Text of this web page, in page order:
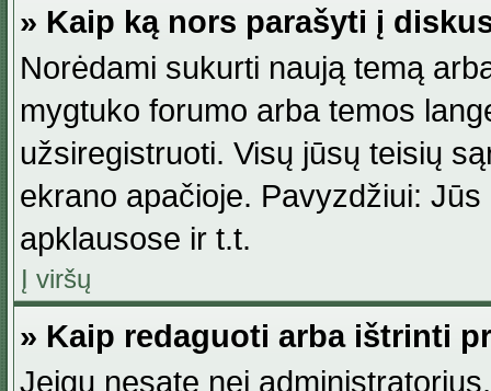
» Kaip ką nors parašyti į
Norėdami sukurti naują temą
mygtuko forumo arba temos
užsiregistruoti. Visų jūsų teisių
ekrano apačioje. Pavyzdžiui:
apklausose ir t.t.
Į viršų
» Kaip redaguoti arba ištrinti
Jeigu nesate nei